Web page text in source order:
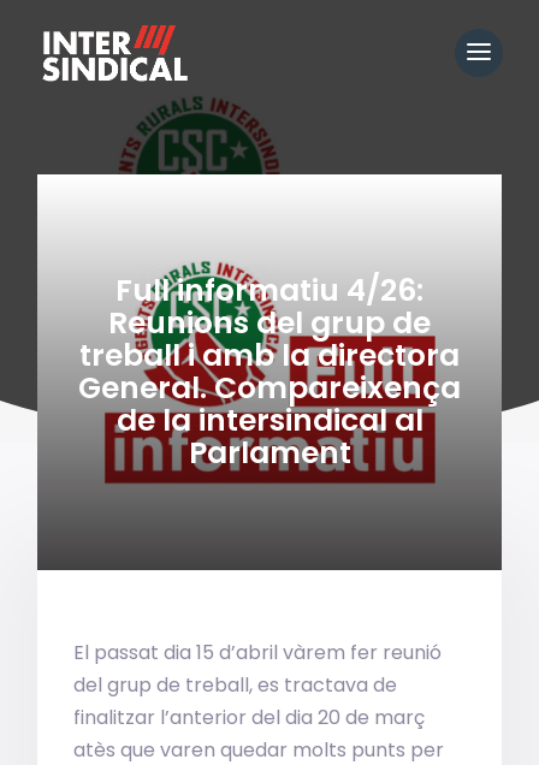
Full informatiu 4/26:
Reunions del grup de
treball i amb la directora
General. Compareixença
de la intersindical al
Parlament
El passat dia 15 d’abril vàrem fer reunió
del grup de treball, es tractava de
finalitzar l’anterior del dia 20 de març
atès que varen quedar molts punts per